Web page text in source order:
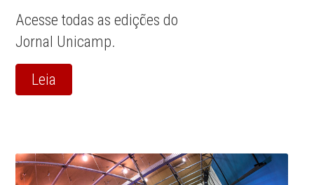
Acesse todas as edições do
Jornal Unicamp.
Leia